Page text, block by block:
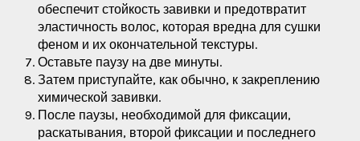
обеспечит стойкость завивки и предотвратит
эластичность волос, которая вредна для сушки
феном и их окончательной текстуры.
Оставьте паузу на две минуты.
Затем приступайте, как обычно, к закреплению
химической завивки.
После паузы, необходимой для фиксации,
раскатывания, второй фиксации и последнего